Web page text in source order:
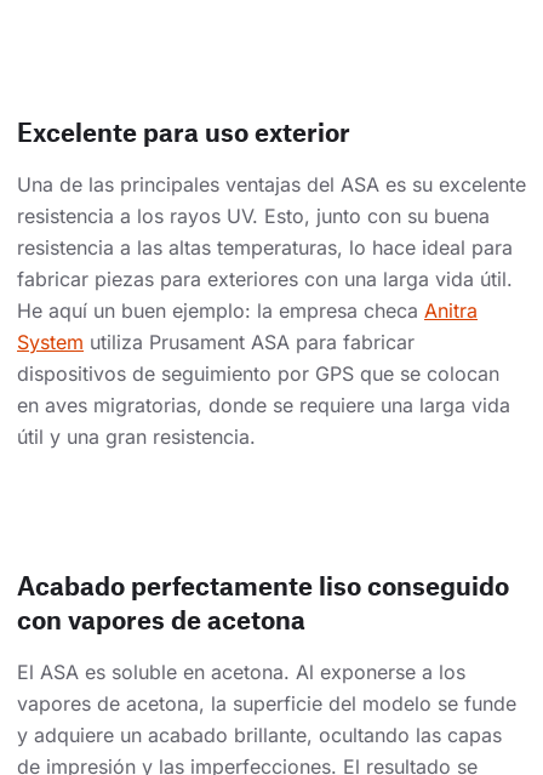
Excelente para uso exterior
Una de las principales ventajas del ASA es su excelente
resistencia a los rayos UV. Esto, junto con su buena
resistencia a las altas temperaturas, lo hace ideal para
fabricar piezas para exteriores con una larga vida útil.
He aquí un buen ejemplo: la empresa checa Anitra
System utiliza Prusament ASA para fabricar
dispositivos de seguimiento por GPS que se colocan
en aves migratorias, donde se requiere una larga vida
útil y una gran resistencia.
Acabado perfectamente liso conseguido
con vapores de acetona
El ASA es soluble en acetona. Al exponerse a los
vapores de acetona, la superficie del modelo se funde
y adquiere un acabado brillante, ocultando las capas
de impresión y las imperfecciones. El resultado se